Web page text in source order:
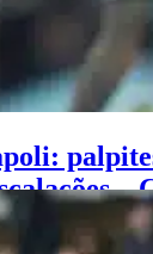
–